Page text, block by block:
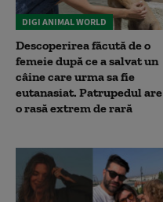
DIGI ANIMAL WORLD
Descoperirea făcută de o
femeie după ce a salvat un
câine care urma sa fie
eutanasiat. Patrupedul are
o rasă extrem de rară